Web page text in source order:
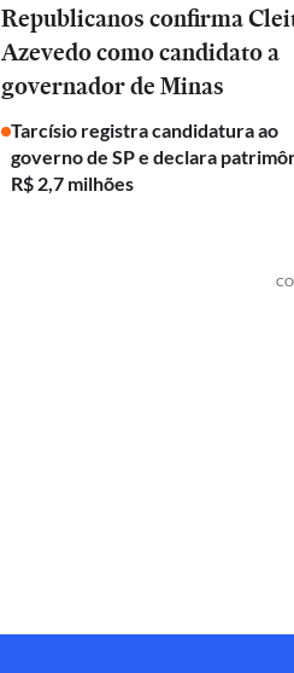
Republicanos confirma
Azevedo como candidato a
governador de Minas
Tarcísio registra candidatura ao
governo de SP e declara
R$ 2,7 milhões